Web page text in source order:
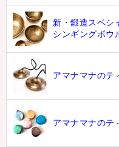
新・鍛造スペシ
シンギングボウ
アマナマナのテ
アマナマナのテ